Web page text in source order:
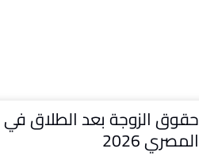
حقوق الزوجة بعد الطلاق في
المصري 2026